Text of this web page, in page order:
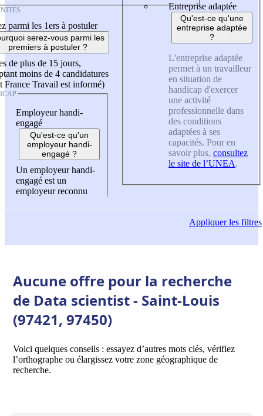
parmi les 1ers à postuler
serez-vous parmi les
premiers à postuler ?
de plus de 15 jours,
moins de 4 candidatures
France Travail est informé)
Employeur handi-
engagé
Qu'est-ce qu'un
employeur handi-
engagé ?
Un employeur handi-
engagé est un
employeur reconnu
Entreprise adaptée
Qu'est-ce qu'une
entreprise adaptée
?
L'entreprise adaptée
permet à un travailleur
en situation de
handicap d'exercer
une activité
professionnelle dans
des conditions
adaptées à ses
capacités. Pour en
savoir plus, consultez
le site de l’UNEA.
Appliquerles filtres
Aucune offre pour la recherche
de Data scientist - Saint-Louis
(97421, 97450)
Voici quelques conseils : essayez d’autres mots clés, vérifiez
l’orthographe ou élargissez votre zone géographique de
recherche.